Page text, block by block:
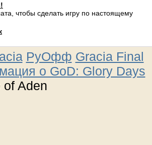
чтобы сделать игру по настоящему
РуОфф Gracia Final
о GoD: Glory Days
of Aden